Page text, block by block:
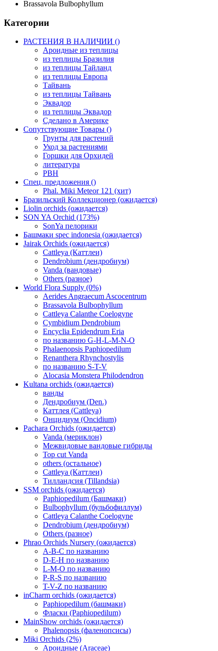
Brassavola Bulbophyllum
Категории
РАСТЕНИЯ В НАЛИЧИИ ()
Ароидные из теплицы
из теплицы Бразилия
из теплицы Тайланд
из теплицы Европа
Тайвань
из теплицы Тайвань
Эквадор
из теплицы Эквадор
Сделано в Америке
Сопутствующие Товары ()
Грунты для растений
Уход за растениями
Горшки для Орхидей
литература
РВН
Спец. предложения ()
Phal. Miki Meteor 121 (хит)
Бразильский Коллекционер (ожидается)
Liolin orchids (ожидается)
SON YA Orchid (173%)
SonYa пелорики
Башмаки spec indonesia (ожидается)
Jairak Orchids (ожидается)
Cattleya (Каттлеи)
Dendrobium (дендробиум)
Vanda (вандовые)
Others (разное)
World Flora Supply (0%)
Aerides Angraecum Ascocentrum
Brassavola Bulbophyllum
Cattleya Calanthe Coelogyne
Cymbidium Dendrobium
Encyclia Epidendrum Eria
по названию G-H-L-M-N-O
Phalaenopsis Paphiopedilum
Renanthera Rhynchostylis
по названию S-T-V
Alocasia Monstera Philodendron
Kultana orchids (ожидается)
ванды
Дендробиум (Den.)
Каттлея (Cattleya)
Онцидиум (Oncidium)
Pachara Orchids (ожидается)
Vanda (мериклон)
Межвидовые вандовые гибриды
Top cut Vanda
others (остальное)
Cattleya (Каттлеи)
Тилландсия (Tillandsia)
SSM orchids (ожидается)
Paphiopedilum (Башмаки)
Bulbophyllum (бульбофиллум)
Cattleya Calanthe Coelogyne
Dendrobium (дендробиум)
Others (разное)
Phrao Orchids Nursery (ожидается)
A-B-C по названию
D-E-H по названию
L-M-O по названию
P-R-S по названию
T-V-Z по названию
inCharm orchids (ожидается)
Paphiopedilum (башмаки)
Фласки (Paphiopedilum)
MainShow orchids (ожидается)
Phalenopsis (фаленопсисы)
Miki Orchids (2%)
Ароидные (Araceae)